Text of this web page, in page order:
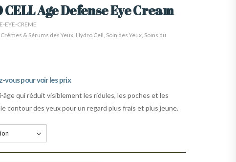
Age Defense Eye Cream
EYE-CREME
Crèmes & Sérums des Yeux, Hydro Cell, Soin des Yeux, Soins du
vous pour voir les prix
qui réduit visiblement les ridules, les poches et les
contour des yeux pour un regard plus frais et plus jeune.